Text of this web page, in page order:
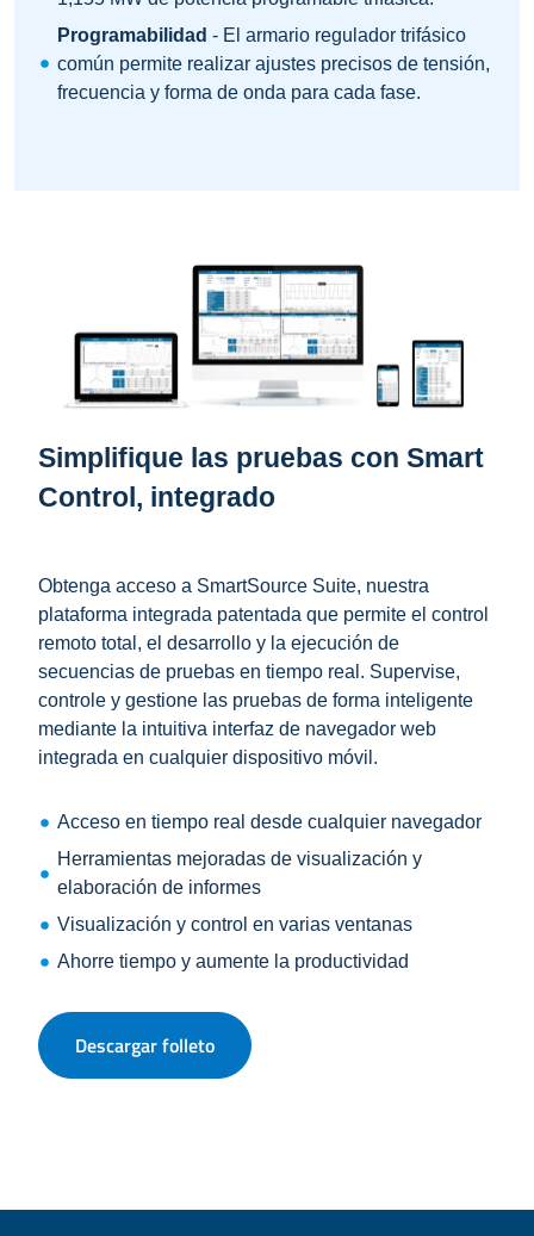
Programabilidad - El armario regulador trifásico
común permite realizar ajustes precisos de tensión,
frecuencia y forma de onda para cada fase.
Simplifique las pruebas con Smart
Control, integrado
Obtenga acceso a SmartSource Suite, nuestra
plataforma integrada patentada que permite el control
remoto total, el desarrollo y la ejecución de
secuencias de pruebas en tiempo real. Supervise,
controle y gestione las pruebas de forma inteligente
mediante la intuitiva interfaz de navegador web
integrada en cualquier dispositivo móvil.
Acceso en tiempo real desde cualquier navegador
Herramientas mejoradas de visualización y
elaboración de informes
Visualización y control en varias ventanas
Ahorre tiempo y aumente la productividad
Descargar folleto